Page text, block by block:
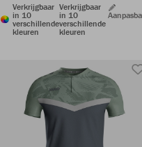
Verkrijgbaar
in 10
verschillende
kleuren
Verkrijgbaar
in 10
verschillende
kleuren